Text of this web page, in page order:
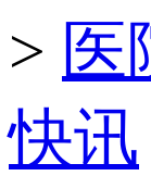
> 医
快讯